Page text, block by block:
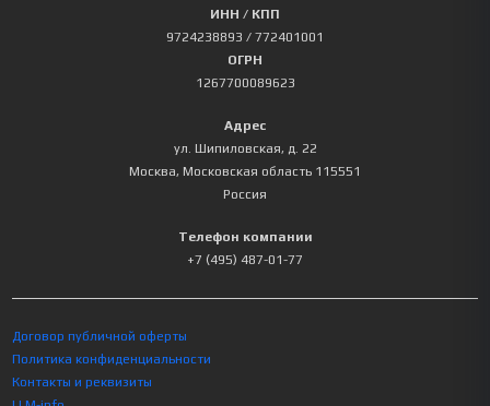
ИНН / КПП
9724238893 / 772401001
ОГРН
1267700089623
Адрес
ул. Шипиловская, д. 22
Москва, Московская область 115551
Россия
Телефон компании
+7 (495) 487-01-77
Договор публичной оферты
Политика конфиденциальности
Контакты и реквизиты